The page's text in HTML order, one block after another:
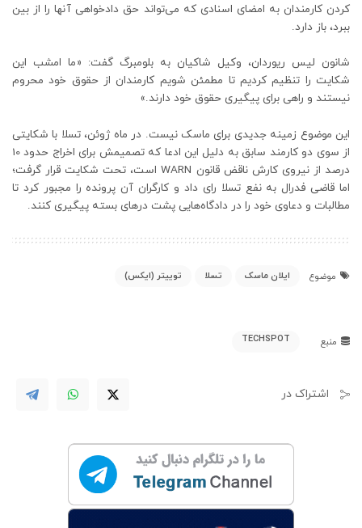
کردن کارمندان به امضای اسنادی که می‌تواند حق دادخواهی آنها را از بین
ببرد، باز دارد.
شانون لیس ریوردان، وکیل شاکیان به بلومبرگ گفت: «ما امشب این
شکایت را تنظیم کردیم تا مطمئن شویم کارمندان از حقوق خود محروم
نیستند و راهی برای پیگیری حقوق خود دارند.»
این موضوع زمینه جدیدی برای ماسک نیست. در ماه ژوئن، تسلا با شکایتی
از سوی دو کارمند سابق به دلیل این ادعا که تصمیمش برای اخراج حدود 10
درصد از نیروی کارش ناقض قانون WARN است، تحت شکایت قرار گرفت؛
اما قاضی فدرال به نفع تسلا رای داد و کارگران آن پرونده را مجبور کرد تا
مطالبات و دعاوی خود را در دادگاه‌هایی پشت درهای بسته پیگیری کنند.
موضوع ایلان ماسک تسلا توییتر (ایکس)
منبع TECHSPOT
اشتراک در